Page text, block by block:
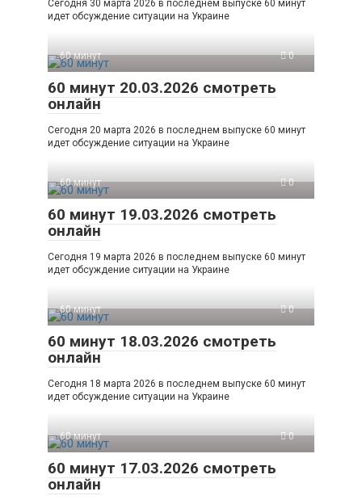
Сегодня 30 марта 2026 в последнем выпуске 60 минут
идет обсуждение ситуации на Украине
60 минут 0
60 минут 20.03.2026 смотреть
онлайн
Сегодня 20 марта 2026 в последнем выпуске 60 минут
идет обсуждение ситуации на Украине
60 минут 0
60 минут 19.03.2026 смотреть
онлайн
Сегодня 19 марта 2026 в последнем выпуске 60 минут
идет обсуждение ситуации на Украине
60 минут 0
60 минут 18.03.2026 смотреть
онлайн
Сегодня 18 марта 2026 в последнем выпуске 60 минут
идет обсуждение ситуации на Украине
60 минут 0
60 минут 17.03.2026 смотреть
онлайн